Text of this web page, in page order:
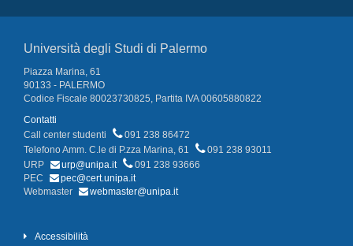
Università degli Studi di Palermo
Piazza Marina, 61
90133 - PALERMO
Codice Fiscale 80023730825, Partita IVA 00605880822
Contatti
Call center studenti
091 238 86472
Telefono Amm. C.le di P.zza Marina, 61
091 238 93011
URP
urp@unipa.it
091 238 93666
PEC
pec@cert.unipa.it
Webmaster
webmaster@unipa.it
Accessibilità